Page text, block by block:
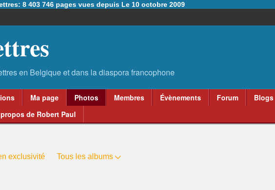
8 403 746 pages vues depuis Le 10 octobre 2009
Ma page Photos Membres Évènements Forum Blogs
de Robert Paul
exclusivité Tous les albums